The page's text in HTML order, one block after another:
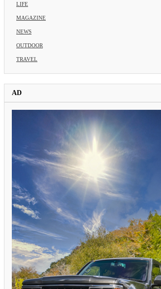
LIFE
MAGAZINE
NEWS
OUTDOOR
TRAVEL
AD